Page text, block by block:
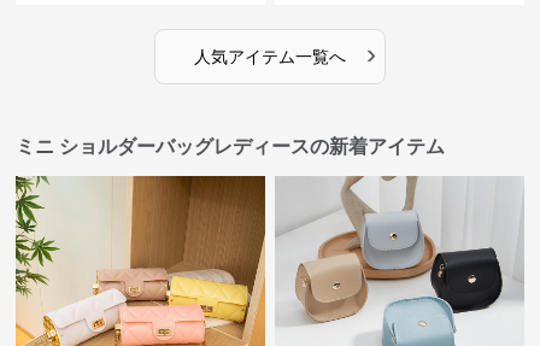
人気アイテム一覧へ ›
ミニ ショルダーバッグレディースの新着アイテム